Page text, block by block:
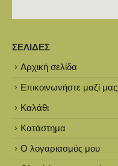
ΣΕΛΊΔΕΣ
Αρχική σελίδα
Επικοινωνήστε μαζί μας
Καλάθι
Κατάστημα
Ο λογαριασμός μου